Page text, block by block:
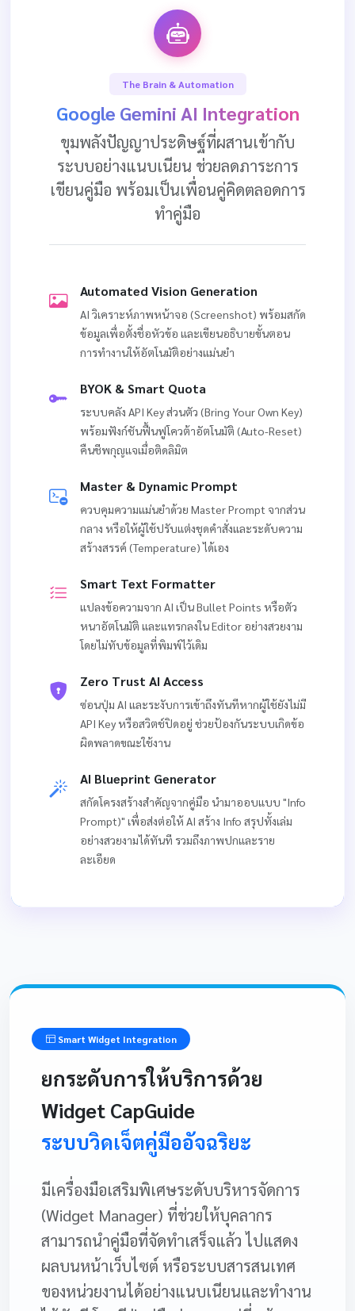
The Brain & Automation
Google Gemini AI Integration
ขุมพลังปัญญาประดิษฐ์ที่ผสานเข้ากับ
ระบบอย่างแนบเนียน ช่วยลดภาระการ
เขียนคู่มือ พร้อมเป็นเพื่อนคู่คิดตลอดการ
ทำคู่มือ
Automated Vision Generation
AI วิเคราะห์ภาพหน้าจอ (Screenshot) พร้อมสกัด
ข้อมูลเพื่อตั้งชื่อหัวข้อ และเขียนอธิบายขั้นตอน
การทำงานให้อัตโนมัติอย่างแม่นยำ
BYOK & Smart Quota
ระบบคลัง API Key ส่วนตัว (Bring Your Own Key)
พร้อมฟังก์ชันฟื้นฟูโควต้าอัตโนมัติ (Auto-Reset)
คืนชีพกุญแจเมื่อติดลิมิต
Master & Dynamic Prompt
ควบคุมความแม่นยำด้วย Master Prompt จากส่วน
กลาง หรือให้ผู้ใช้ปรับแต่งชุดคำสั่งและระดับความ
สร้างสรรค์ (Temperature) ได้เอง
Smart Text Formatter
แปลงข้อความจาก AI เป็น Bullet Points หรือตัว
หนาอัตโนมัติ และแทรกลงใน Editor อย่างสวยงาม
โดยไม่ทับข้อมูลที่พิมพ์ไว้เดิม
Zero Trust AI Access
ซ่อนปุ่ม AI และระงับการเข้าถึงทันทีหากผู้ใช้ยังไม่มี
API Key หรือสวิตช์ปิดอยู่ ช่วยป้องกันระบบเกิดข้อ
ผิดพลาดขณะใช้งาน
AI Blueprint Generator
สกัดโครงสร้างสำคัญจากคู่มือ นำมาออบแบบ "Info
Prompt)" เพื่อส่งต่อให้ AI สร้าง Info สรุปทั้งเล่ม
อย่างสวยงามได้ทันที รวมถึงภาพปกและราย
ละเอียด
Smart Widget Integration
ยกระดับการให้บริการด้วย
Widget CapGuide
ระบบวิดเจ็ตคู่มืออัจฉริยะ
มีเครื่องมือเสริมพิเศษระดับบริหารจัดการ
(Widget Manager) ที่ช่วยให้บุคลากร
สามารถนำคู่มือที่จัดทำเสร็จแล้ว ไปแสดง
ผลบนหน้าเว็บไซต์ หรือระบบสารสนเทศ
ของหน่วยงานได้อย่างแนบเนียนและทำงาน